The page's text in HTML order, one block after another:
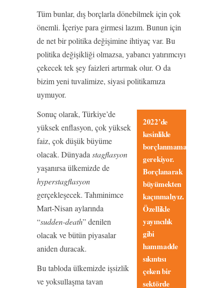
Tüm bunlar, dış borçlarla dönebilmek için çok
önemli. İçeriye para girmesi lazım. Bunun için
de net bir politika değişimine ihtiyaç var. Bu
politika değişikliği olmazsa, yabancı yatırımcıyı
çekecek tek şey faizleri artırmak olur. O da
bizim yeni tuvalimize, siyasi politikamıza
uymuyor.
2022’de
kesinlikle
borçlanmamak
gerekiyor.
Borçlanarak
büyümekten
kaçınmalıyız.
Özellikle
yayıncılık
gibi
hammadde
sıkıntısı
çeken bir
sektörde
Sonuç olarak, Türkiye’de
yüksek enflasyon, çok yüksek
faiz, çok düşük büyüme
olacak. Dünyada stagflasyon
yaşanırsa ülkemizde de
hyperstagflasyon
gerçekleşecek. Tahminimce
Mart-Nisan aylarında
“sudden-death” denilen
olacak ve bütün piyasalar
aniden duracak.
Bu tabloda ülkemizde işsizlik
ve yoksullaşma tavan